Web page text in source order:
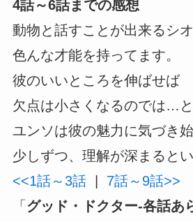
4話～6話までの感想
動物と話すことが出来るシオ
色んな才能を持ってます。
彼のいいところを伸ばせば
欠点は小さくなるのでは…と
ユンソは彼の魅力に気づき
少しずつ、理解が深まると
<<1話～3話| 7話～9話>>
「 グッド・ドクター-各話あ